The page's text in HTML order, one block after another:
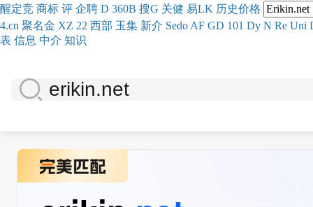
醒定竞 商标 评 企聘 D 360B 搜G 关健 易LK 历史价格
4.cn 聚名金 XZ 22 西部 玉集 新介 Sedo AF GD 101 Dy N Re Uni
表 信息 中介 知识